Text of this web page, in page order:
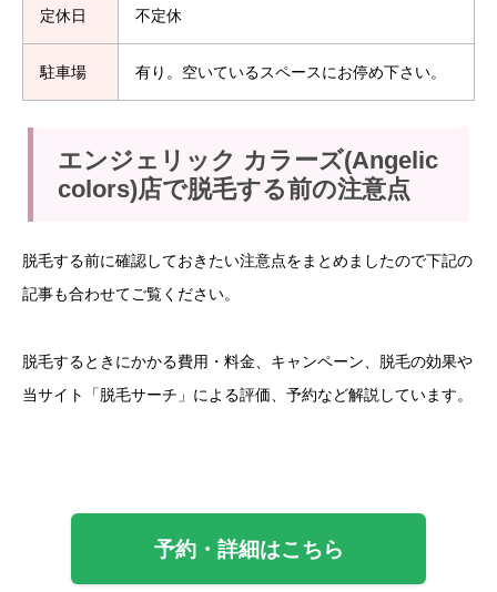
定休日 不定休
駐車場 有り。空いているスペースにお停め下さい。
エンジェリック カラーズ(Angelic
colors)店で脱毛する前の注意点
脱毛する前に確認しておきたい注意点をまとめましたので下記の
記事も合わせてご覧ください。
脱毛するときにかかる費用・料金、キャンペーン、脱毛の効果や
当サイト「脱毛サーチ」による評価、予約など解説しています。
予約・詳細はこちら